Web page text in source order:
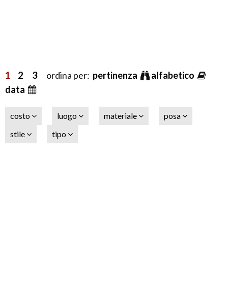
1 2 3ordina per: pertinenza
alfabetico
data
costo luogo materiale
posa
stile
tipo